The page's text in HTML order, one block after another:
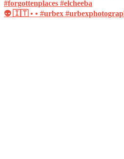
👽 🇮🇹 • • #urbex